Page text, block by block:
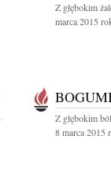
Z głębokim
marca 2015
Z głębokim
8 marca 2015